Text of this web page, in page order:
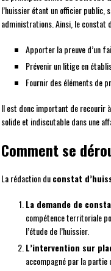
l’huissier étant un officier public,
administrations. Ainsi, le constat
Apporter la preuve d’un
Prévenir un litige en
Fournir des éléments de
Il est donc important de recourir
solide et indiscutable dans une
Comment se
La rédaction duconstat
La demande de
compétence territoriale
l’étude de l’huissier.
L’intervention sur
accompagné par la partie